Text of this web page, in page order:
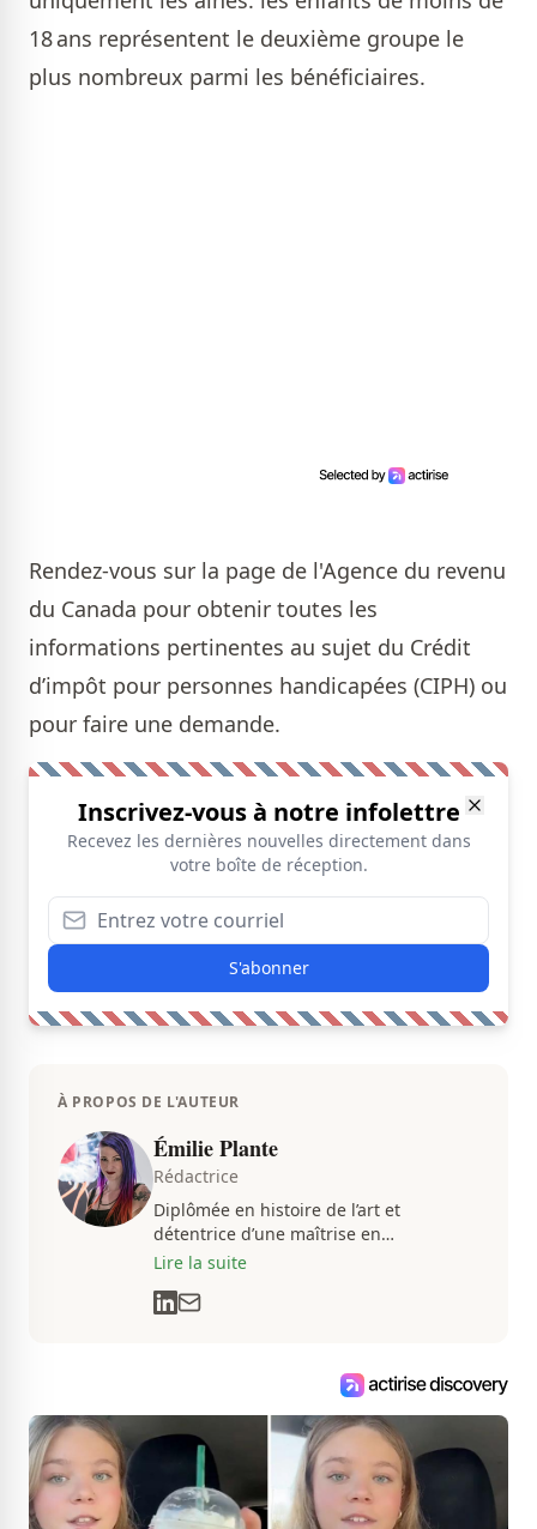
18 ans représentent le deuxième groupe le
plus nombreux parmi les bénéficiaires.
Rendez-vous sur la page de l'Agence du revenu
du Canada pour obtenir toutes les
informations pertinentes au sujet du Crédit
d’impôt pour personnes handicapées (CIPH) ou
pour faire une demande.
Inscrivez-vous à notre infolettre
Recevez les dernières nouvelles directement dans
votre boîte de réception.
S'abonner
À PROPOS DE L'AUTEUR
Émilie Plante
Rédactrice
Diplômée en histoire de l’art et
détentrice d’une maîtrise en
muséologie, Émilie gravite dans
communications depuis près de deux
sont au cœur de ses projets
Lire la suite